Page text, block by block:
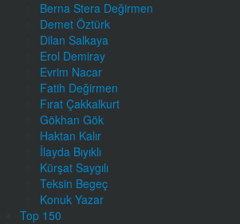
Berna Stera Değirmen
Demet Öztürk
Dilan Salkaya
Erol Demiray
Evrim Nacar
Fatih Değirmen
Fırat Çakkalkurt
Gökhan Gök
Haktan Kalır
İlayda Bıyıklı
Kürşat Saygılı
Teksin Begeç
Konuk Yazar
Top 150